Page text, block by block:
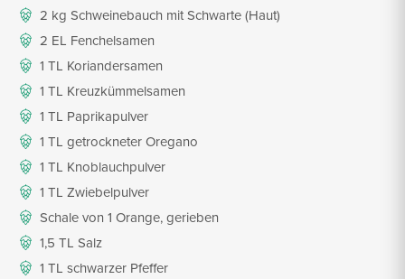
2 kg Schweinebauch mit Schwarte (Haut)
2 EL Fenchelsamen
1 TL Koriandersamen
1 TL Kreuzkümmelsamen
1 TL Paprikapulver
1 TL getrockneter Oregano
1 TL Knoblauchpulver
1 TL Zwiebelpulver
Schale von 1 Orange, gerieben
1,5 TL Salz
1 TL schwarzer Pfeffer